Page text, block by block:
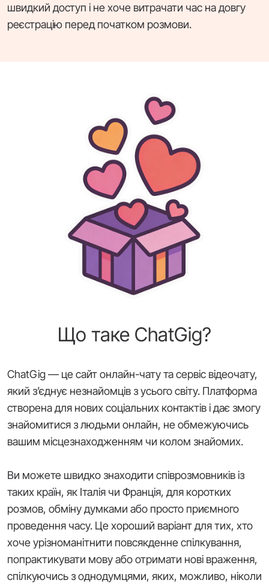
швидкий доступ і не хоче витрачати час на довгу
реєстрацію перед початком розмови.
Що таке ChatGig?
ChatGig — це сайт онлайн-чату та сервіс відеочату,
який з’єднує незнайомців з усього світу. Платформа
створена для нових соціальних контактів і дає змогу
знайомитися з людьми онлайн, не обмежуючись
вашим місцезнаходженням чи колом знайомих.
Ви можете швидко знаходити співрозмовників із
таких країн, як Італія чи Франція, для коротких
розмов, обміну думками або просто приємного
проведення часу. Це хороший варіант для тих, хто
хоче урізноманітнити повсякденне спілкування,
попрактикувати мову або отримати нові враження,
спілкуючись з однодумцями, яких, можливо, ніколи